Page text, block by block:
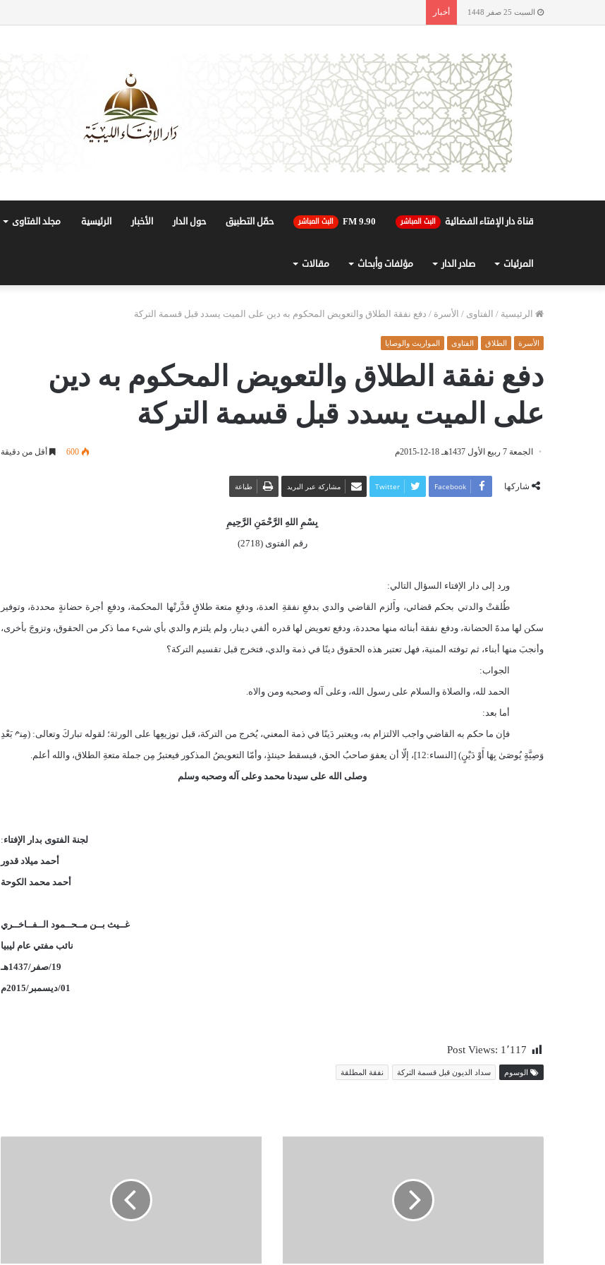
السبت 25 صفر 1448 أخبار
قناة دار الإفتاء الفضائية البث المباشر 90.FM 9 البث المباشر حمّل التطبيق حول الدار الأخبار الرئيسية مجلد الفتاوى
المرئيات صادر الدار مؤلفات وأبحاث مقالات
الرئيسية / الفتاوى / الأسرة / دفع نفقة الطلاق والتعويض المحكوم به دين على الميت يسدد قبل قسمة التركة
الأسرة الطلاق الفتاوى المواريث والوصايا
دفع نفقة الطلاق والتعويض المحكوم به دين
على الميت يسدد قبل قسمة التركة
الجمعة 7 ربيع الأول 1437هـ 18-12-2015م 600 أقل من دقيقة
شاركها Facebook
Twitter مشاركة عبر البريد طباعة
بِسْمِ اللهِ الرَّحْمَنِ الرَّحِيمِ
رقم الفتوى (2718)
ورد إلى دار الإفتاء السؤال التالي:
طُلقتْ والدتي بحكم قضائي، وأَلزم القاضي والدي بدفعِ نفقةِ العدة، ودفعِ متعة طلاقٍ قدَّرتْها المحكمة، ودفعِ أجرة حضانةٍ محددة، وتوفير
سكن لها مدةَ الحضانة، ودفع نفقة أبنائه منها محددة، ودفع تعويض لها قدره ألفي دينار، ولم يلتزم والدي بأي شيء مما ذكر من الحقوق، وتزوجَ بأخرى،
وأنجبَ منها أبناء، ثم توفته المنية، فهل تعتبر هذه الحقوق دينًا في ذمة والدي، فتخرج قبل تقسيم التركة؟
الجواب:
الحمد لله، والصلاة والسلام على رسول الله، وعلى آله وصحبه ومن والاه.
أما بعد:
فإن ما حكم به القاضي واجب الالتزام به، ويعتبر دَينًا في ذمة المعني، يُخرج من التركة، قبل توزيعِها على الورثة؛ لقوله تباركَ وتعالى: )مِنم بَعْدِ
وَصِيَّةٍ يُوصَىٰ بِهَا أَوْ دَيْنٍ( [النساء:12]، إلّا أن يعفوَ صاحبُ الحق، فيسقط حينئذٍ، وأمّا التعويضُ المذكور فيعتبرُ مِن جملة متعةِ الطلاق، والله أعلم.
وصلى الله على سيدنا محمد وعلى آله وصحبه وسلم
لجنة الفتوى بدار الإفتاء:
أحمد ميلاد قدور
أحمد محمد الكوحة
غــيث بــن مــحــمود الــفــاخــري
نائب مفتي عام ليبيا
19/صفر/1437هـ
01/ديسمبر/2015م
Post Views: 1٬117
الوسوم سداد الديون قبل قسمة التركة نفقة المطلقة